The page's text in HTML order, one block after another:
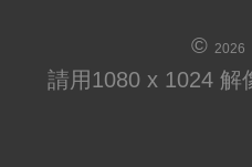
© 2026
請用1080 x 1024 解